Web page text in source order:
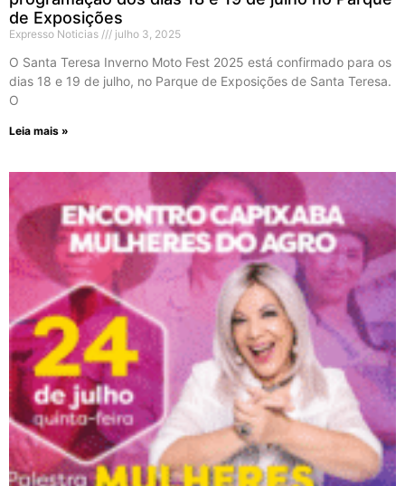
de Exposições
Expresso Noticias julho 3, 2025
O Santa Teresa Inverno Moto Fest 2025 está confirmado para os
dias 18 e 19 de julho, no Parque de Exposições de Santa Teresa.
O
Leia mais »